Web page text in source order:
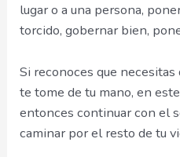
lugar o a una persona,
torcido, gobernar bien,
Si reconoces que
te tome de tu mano, en
entonces continuar con el
caminar por el resto de tu